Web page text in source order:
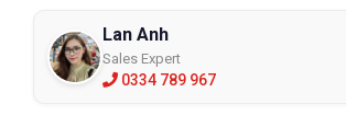
Lan Anh
Sales Expert
0334 789 967